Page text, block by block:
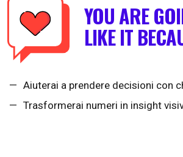
YOU ARE
LIKE IT
Aiuterai a prendere decisioni con
Trasformerai numeri in insight